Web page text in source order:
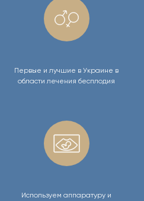
Первые и лучшие в Украине в
области лечения бесплодия
Используем аппаратуру и